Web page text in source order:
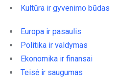
Kultūra ir gyvenimo būdas
Europa ir pasaulis
Politika ir valdymas
Ekonomika ir finansai
Teisė ir saugumas